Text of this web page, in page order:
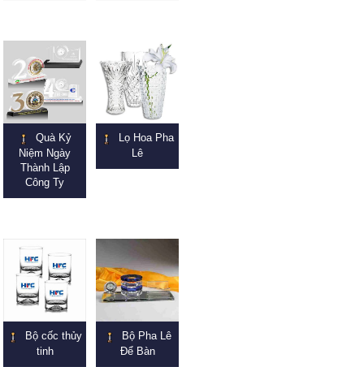
Quà Kỷ
Niệm Ngày
Thành Lập
Công Ty
Lọ Hoa Pha
Lê
Bộ cốc thủy
tinh
Bộ Pha Lê
Để Bàn